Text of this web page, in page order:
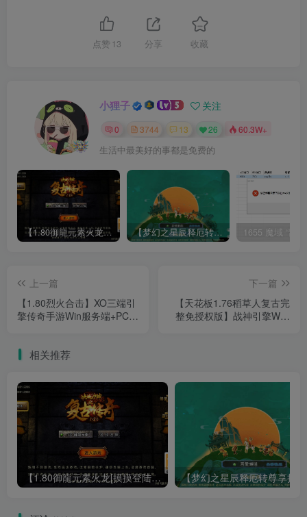
点赞 13 分享 收藏
小狸子 关注
0 3744 13 26 60.3W+
生活中最美好的事都是免费的
【1.80御龍元素火龙[摸摸登陆器]】战神引擎WIN服务端+GM工具+充值后台+双端+架设教程 【梦幻之星辰释厄转尊享挂机版】MT3换皮梦幻西游Linux服务端+GM后台+双端+源码+架设教程
上一篇
【1.80烈火合击】XO三端引
擎传奇手游Win服务端+PC安
下一篇
【天花板1.76稻草人复古完
整免授权版】战神引擎WIN
相关推荐
【1.80御龍元素火龙[摸摸登陆器]】战神引擎WIN服务端+GM工具+充值后台+双端+架设教程